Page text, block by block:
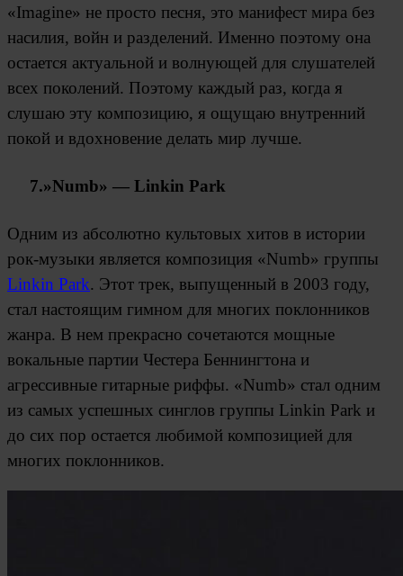
«Imagine» не просто песня, это манифест мира без
насилия, войн и разделений. Именно поэтому она
остается актуальной и волнующей для слушателей
всех поколений. Поэтому каждый раз, когда я
слушаю эту композицию, я ощущаю внутренний
покой и вдохновение делать мир лучше.
7.»Numb» — Linkin Park
Одним из абсолютно культовых хитов в истории
рок-музыки является композиция «Numb» группы
Linkin Park. Этот трек, выпущенный в 2003 году,
стал настоящим гимном для многих поклонников
жанра. В нем прекрасно сочетаются мощные
вокальные партии Честера Беннингтона и
агрессивные гитарные риффы. «Numb» стал одним
из самых успешных синглов группы Linkin Park и
до сих пор остается любимой композицией для
многих поклонников.